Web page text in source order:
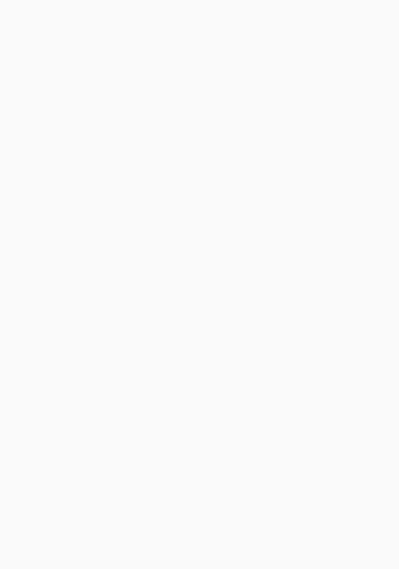
Magazine, Zeitungen und Radiosendungen – aber auch